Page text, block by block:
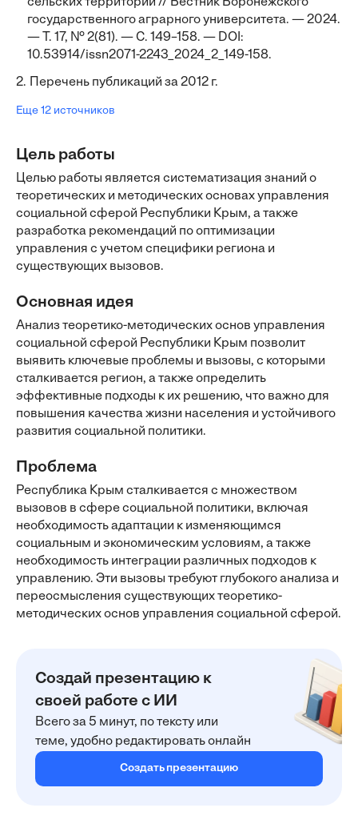
государственного аграрного университета. — 2024.
— Т. 17, № 2(81). — С. 149–158. — DOI:
10.53914/issn2071-2243_2024_2_149-158.
2. Перечень публикаций за 2012 г.
Еще 12 источников
Цель работы
Целью работы является систематизация знаний о
теоретических и методических основах управления
социальной сферой Республики Крым, а также
разработка рекомендаций по оптимизации
управления с учетом специфики региона и
существующих вызовов.
Основная идея
Анализ теоретико-методических основ управления
социальной сферой Республики Крым позволит
выявить ключевые проблемы и вызовы, с которыми
сталкивается регион, а также определить
эффективные подходы к их решению, что важно для
повышения качества жизни населения и устойчивого
развития социальной политики.
Проблема
Республика Крым сталкивается с множеством
вызовов в сфере социальной политики, включая
необходимость адаптации к изменяющимся
социальным и экономическим условиям, а также
необходимость интеграции различных подходов к
управлению. Эти вызовы требуют глубокого анализа и
переосмысления существующих теоретико-
методических основ управления социальной сферой.
Создай презентацию к
своей работе с ИИ
Всего за 5 минут, по тексту или
теме, удобно редактировать онлайн
Создать презентацию